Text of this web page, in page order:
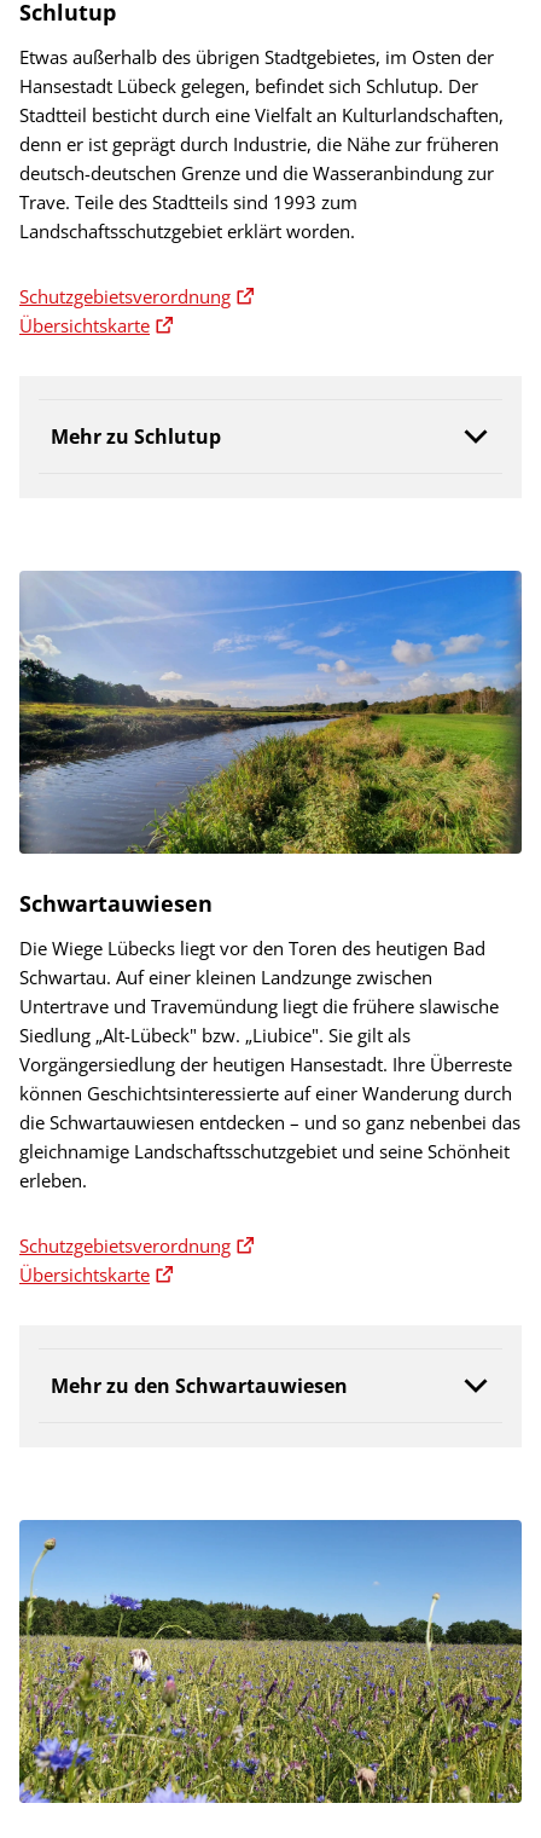
Schlutup
Etwas außerhalb des übrigen Stadtgebietes, im Osten der
Hansestadt Lübeck gelegen, befindet sich Schlutup. Der
Stadtteil besticht durch eine Vielfalt an Kulturlandschaften,
denn er ist geprägt durch Industrie, die Nähe zur früheren
deutsch-deutschen Grenze und die Wasseranbindung zur
Trave. Teile des Stadtteils sind 1993 zum
Landschaftsschutzgebiet erklärt worden.
Schutzgebietsverordnung
Übersichtskarte
Mehr zu Schlutup
Schwartauwiesen
Die Wiege Lübecks liegt vor den Toren des heutigen Bad
Schwartau. Auf einer kleinen Landzunge zwischen
Untertrave und Travemündung liegt die frühere slawische
Siedlung „Alt-Lübeck" bzw. „Liubice". Sie gilt als
Vorgängersiedlung der heutigen Hansestadt. Ihre Überreste
können Geschichtsinteressierte auf einer Wanderung durch
die Schwartauwiesen entdecken – und so ganz nebenbei das
gleichnamige Landschaftsschutzgebiet und seine Schönheit
erleben.
Schutzgebietsverordnung
Übersichtskarte
Mehr zu den Schwartauwiesen